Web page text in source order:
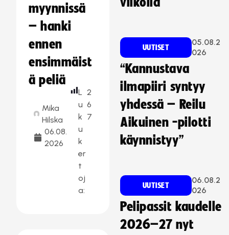
myynnissä
– hanki
ennen
ensimmäist
ä peliä
Mika
Hilska
06.08.
2026
L
u
k
u
k
er
t
oj
a:
2
6
7
UUTISET
05.08.2
026
“Kannustava
ilmapiiri syntyy
yhdessä – Reilu
Aikuinen -pilotti
käynnistyy”
UUTISET
06.08.2
026
Pelipassit kaudelle
2026–27 nyt